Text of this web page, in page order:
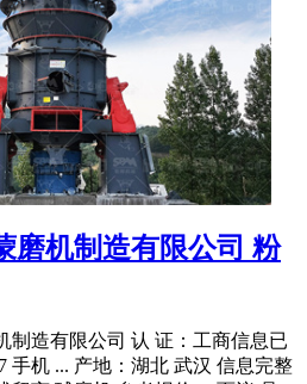
磨机制造有限公司 粉
制造有限公司 认 证：工商信息已
手机 ... 产地：湖北 武汉 信息完整